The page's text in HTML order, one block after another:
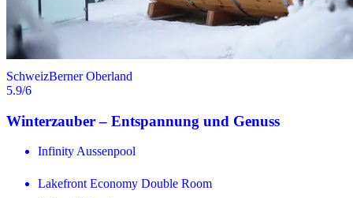
SchweizBerner Oberland
5.9/6
Winterzauber – Entspannung und Genuss
Infinity Aussenpool
Lakefront Economy Double Room